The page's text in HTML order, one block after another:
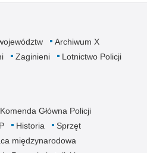
Archiwum X
Zaginieni
Lotnictwo Policji
Komenda Główna Policji
Historia
Sprzęt
międzynarodowa